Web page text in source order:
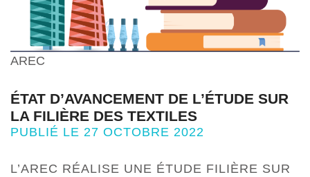
AREC
ÉTAT D’AVANCEMENT DE L’ÉTUDE SUR
LA FILIÈRE DES TEXTILES
PUBLIÉ LE 27 OCTOBRE 2022
L’AREC RÉALISE UNE ÉTUDE FILIÈRE SUR